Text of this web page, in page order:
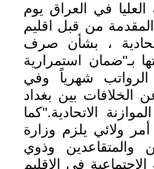
العليا في العراق يوم
المقدمة من قبل اقليم
، بشأن صرف
بـ"ضمان استمرارية
الرواتب شهرياً وفي
الخلافات بين بغداد
الاتحادية."كما
ولائي يلزم وزارة
والمتقاعدين وذوي
في الإقليم